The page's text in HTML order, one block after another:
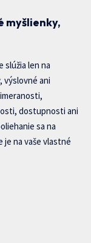
myšlienky,
len na
výslovné ani
dostupnosti ani
sa na
na vaše vlastné